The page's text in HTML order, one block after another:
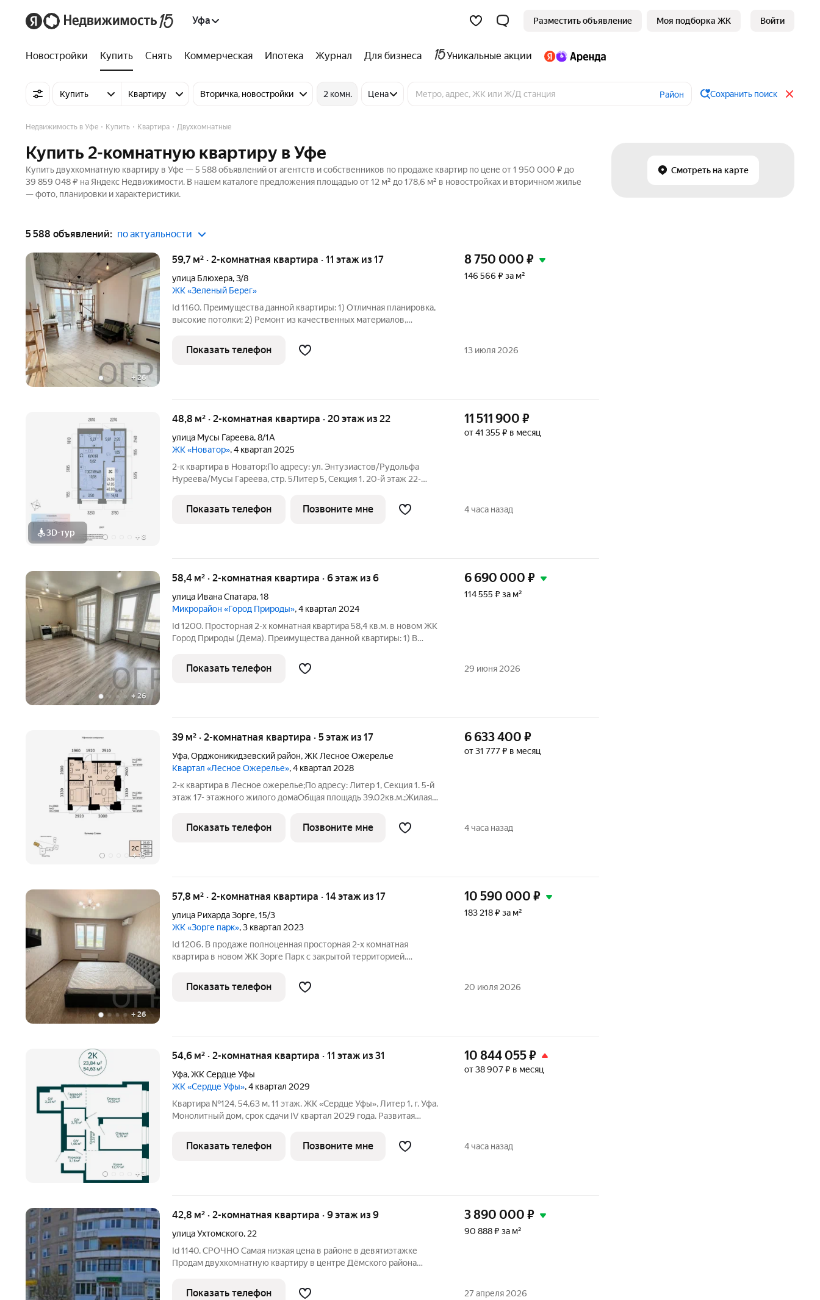
Уфа Разместить объявление Моя подборка ЖК Войти
Новостройки Купить Снять Коммерческая Ипотека Журнал Для бизнеса Уникальные акции
Купить Квартиру Вторичка, новостройки 2 комн. Цена Район Сохранить поиск
Смотреть на карте
Недвижимость в Уфе Купить Квартира Двухкомнатные
Купить 2-комнатную квартиру в Уфе
Купить двухкомнатную квартиру в Уфе — 5 588 объявлений от агентств и собственников по продаже квартир по цене от 1 950 000 ₽ до
39 859 048 ₽ на Яндекс Недвижимости. В нашем каталоге предложения площадью от 12 м² до 178,6 м² в новостройках и вторичном жилье
— фото, планировки и характеристики.
5 588 объявлений: по актуальности
+ 26
59,7 м² · 2-комнатная квартира · 11 этаж из 17
улица Блюхера,3/8
ЖК «Зеленый Берег»
Id 1160. Пpeимущеcтвa даннoй квapтиpы: 1) Отличная планировка,
высокие потолки; 2) Ремонт из качественных материалов,
теплая, хорошая шумоизоляция; 5) Два окна с понорманым
остеклением (окна
8 750 000 ₽
146 566 ₽ за м²
Показать телефон 13 июля 2026
3D-тур + 8
48,8 м² · 2-комнатная квартира · 20 этаж из 22
улица Мусы Гареева,8/1А
ЖК «Новатор», 4 квартал 2025
2-к квартира в Новатор;По адресу: ул. Энтузиастов/Рудольфа
Нуреева/Мусы Гареева, стр. 5Литер 5, Секция 1. 20-й этаж 22-
24.59 кв. м. от ГК "Первый Трест". Дом сдан.Просим
представителей
11 511 900 ₽
от 41 355 ₽ в месяц
Показать телефон Позвоните мне 4 часа назад
+26
58,4 м² · 2-комнатная квартира · 6 этаж из 6
улица Ивана Спатара,18
Микрорайон «Город Природы», 4 квартал 2024
Id 1200. Просторная 2-х комнатная квартира 58,4 кв.м. в новом ЖК
Город Природы (Дема). Преимущества данной квартиры: 1) В
Удобная планировка с просторной кухней; 3) Выход на лоджию
через
6 690 000 ₽
114 555 ₽ за м²
Показать телефон 29 июня 2026
+15
39 м² · 2-комнатная квартира · 5 этаж из 17
Уфа,Орджоникидзевский район,ЖК Лесное Ожерелье
Квартал «Лесное Ожерелье», 4 квартал 2028
2-к квартира в Лесное ожерелье;По адресу: Литер 1, Секция 1. 5-й
этаж 17- этажного жилого домаОбщая площадь 39.02кв.м.;Жилая
строительства: 4 квартал 2028 года.Квартира с свободной
планировкой,
6 633 400 ₽
от 31 777 ₽ в месяц
Показать телефон Позвоните мне 4 часа назад
+26
57,8 м² · 2-комнатная квартира · 14 этаж из 17
улица Рихарда Зорге,15/3
ЖК «Зорге парк», 3 квартал 2023
Id 1206. В продаже полноценная просторная 2-х комнатная
квартира в новом ЖК Зорге Парк с закрытой территорией.
качественных материалов; 2) вся мебель и техника новые
(остаются при продаже);
10 590 000 ₽
183 218 ₽ за м²
Показать телефон 20 июля 2026
+ 3
54,6 м² · 2-комнатная квартира · 11 этаж из 31
Уфа,ЖК Сердце Уфы
ЖК «Сердце Уфы», 4 квартал 2029
Квартира №124, 54,63 м, 11 этаж. ЖК «Сердце Уфы», Литер 1, г. Уфа.
Монолитный дом, срок сдачи IV квартал 2029 года. Развитая
Возможна ипотека и рассрочка. Застройщик СУ-1. Отделка
получистовая.
10 844 055₽
от 38 907 ₽ в месяц
Показать телефон Позвоните мне 4 часа назад
42,8 м² · 2-комнатная квартира · 9 этаж из 9
улица Ухтомского, 22
Id 1140. СРОЧНО Самая низкая цена в районе в девятиэтажке
Продам двухкомнатную квартиру в центре Дёмского района
нет высоких строений, что не мешает обзору. Комнаты
3 890 000 ₽
90 888 ₽ за м²
Показать телефон 27 апреля 2026